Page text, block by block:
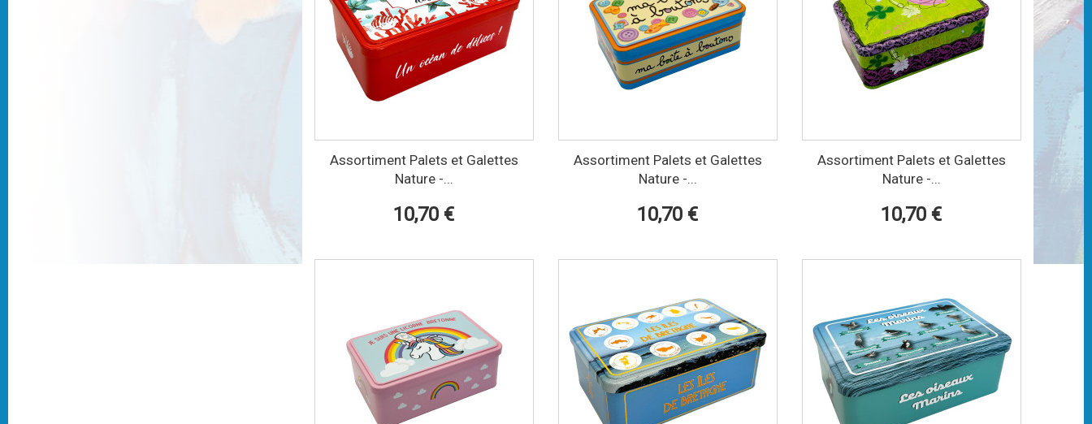
Assortiment Palets et Galettes
Nature -...
10,70 €
Assortiment Palets et Galettes
Nature -...
10,70 €
Assortiment Palets et Galettes
Nature -...
10,70 €